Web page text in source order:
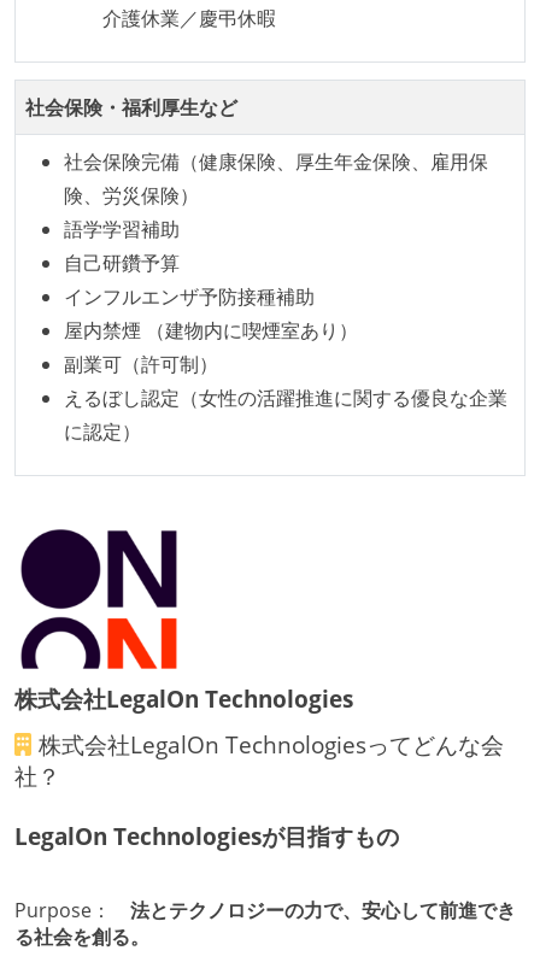
介護休業／慶弔休暇
社会保険・福利厚生など
社会保険完備（健康保険、厚生年金保険、雇用保
険、労災保険）
語学学習補助
自己研鑽予算
インフルエンザ予防接種補助
屋内禁煙 （建物内に喫煙室あり）
副業可（許可制）
えるぼし認定（女性の活躍推進に関する優良な企業
に認定）
株式会社LegalOn Technologies
株式会社LegalOn Technologiesってどんな会
社？
LegalOn Technologiesが目指すもの
Purpose： 法とテクノロジーの力で、安心して前進でき
る社会を創る。